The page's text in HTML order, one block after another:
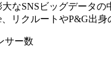
なSNSビッグデータ
リクルートやP&G出
サー数